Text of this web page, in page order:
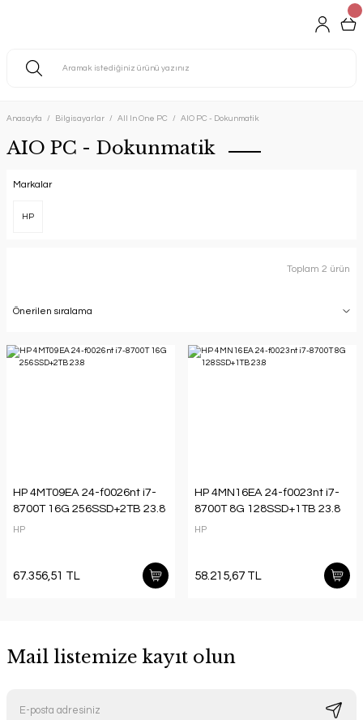
Anasayfa Bilgisayarlar All In One PC AIO PC - Dokunmatik
AIO PC - Dokunmatik
Markalar
HP
Toplam 2 ürün
HP 4MT09EA 24-f0026nt i7-
8700T 16G 256SSD+2TB 23.8
HP
67.356,51 TL
HP 4MN16EA 24-f0023nt i7-
8700T 8G 128SSD+1TB 23.8
HP
58.215,67 TL
Mail listemize kayıt olun